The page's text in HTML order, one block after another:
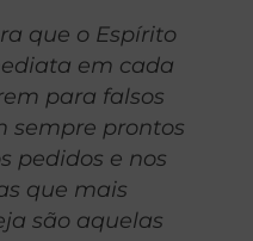
que o Espírito
em cada
para falsos
sempre prontos
pedidos e nos
que mais
são aquelas